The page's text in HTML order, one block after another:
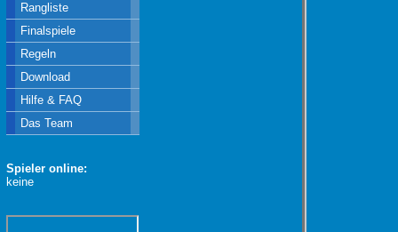
Rangliste
Finalspiele
Regeln
Download
Hilfe & FAQ
Das Team
Spieler online:
keine